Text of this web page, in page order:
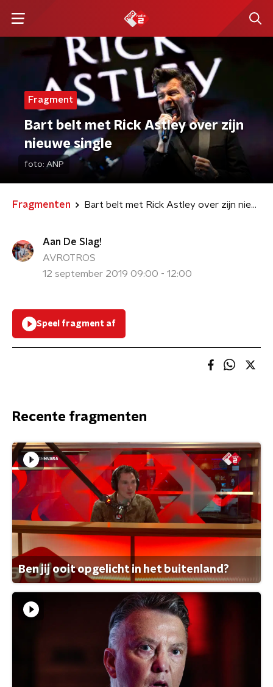
Fragment
Bart belt met Rick Astley over zijn
nieuwe single
foto: ANP
Fragmenten Bart belt met Rick Astley over zijn nieuwe single
Aan De Slag!
AVROTROS
12 september 2019 09:00 - 12:00
Speel fragment af
Recente fragmenten
Ben jij ooit opgelicht in het buitenland?